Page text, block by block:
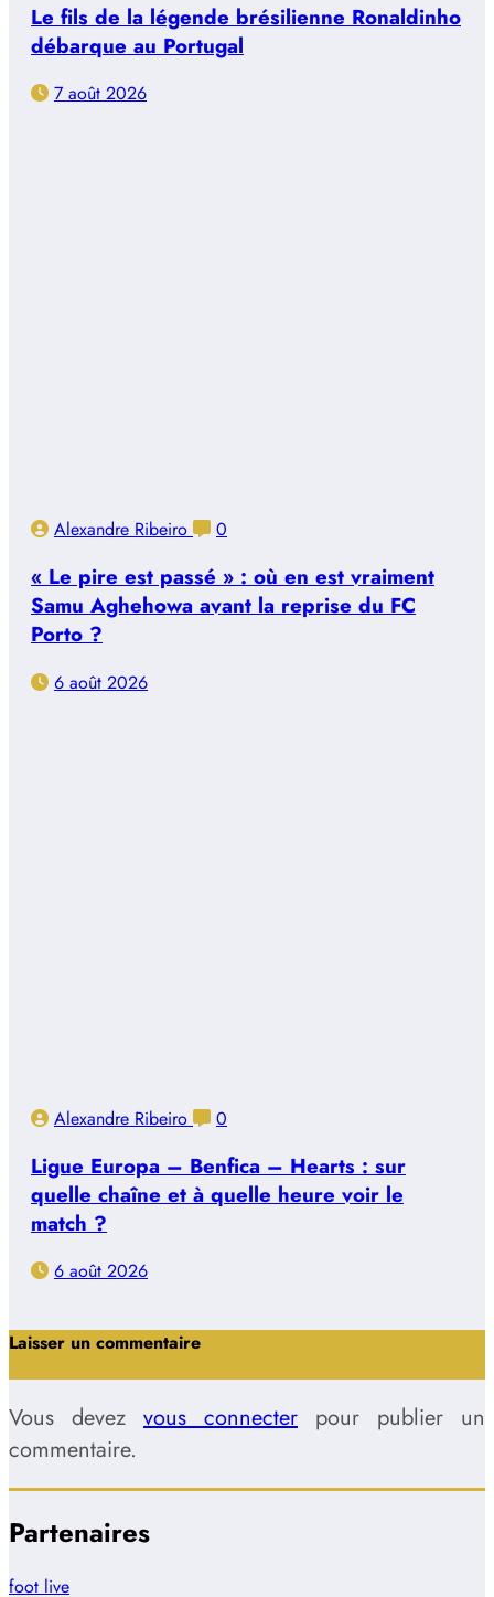
Le fils de la légende brésilienne Ronaldinho
débarque au Portugal
7 août 2026
Alexandre Ribeiro 0
« Le pire est passé » : où en est vraiment
Samu Aghehowa avant la reprise du FC
Porto ?
6 août 2026
Alexandre Ribeiro 0
Ligue Europa – Benfica – Hearts : sur
quelle chaîne et à quelle heure voir le
match ?
6 août 2026
Laisser un commentaire
Vous devez vous connecter pour publier un
commentaire.
Partenaires
foot live